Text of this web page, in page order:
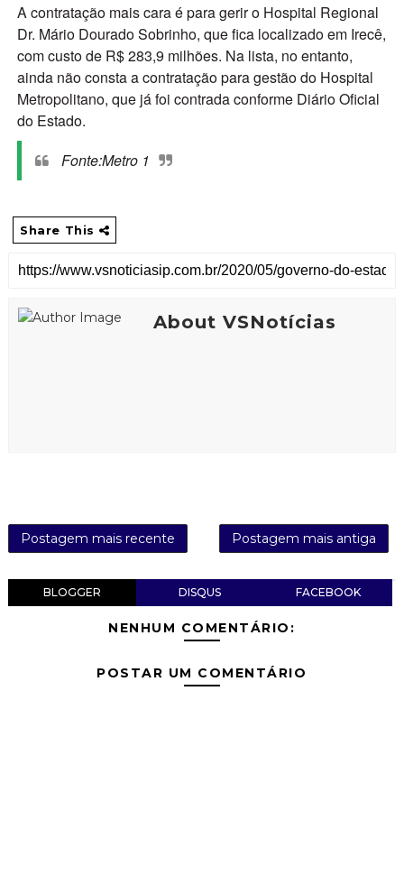
A contratação mais cara é para gerir o Hospital Regional
Dr. Mário Dourado Sobrinho, que fica localizado em Irecê,
com custo de R$ 283,9 milhões. Na lista, no entanto,
ainda não consta a contratação para gestão do Hospital
Metropolitano, que já foi contrada conforme Diário Oficial
do Estado.
Fonte:Metro 1
Share This
About VSNotícias
Postagem mais recente Postagem mais antiga
BLOGGER DISQUS FACEBOOK
NENHUM COMENTÁRIO:
POSTAR UM COMENTÁRIO